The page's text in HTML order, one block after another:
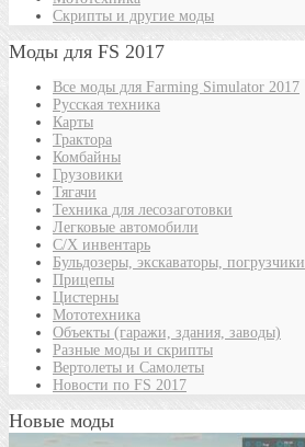
Скрипты и другие моды
Моды для FS 2017
Все моды для Farming Simulator 2017
Русская техника
Карты
Трактора
Комбайны
Грузовики
Тягачи
Техника для лесозаготовки
Легковые автомобили
С/Х инвентарь
Бульдозеры, экскаваторы, погрузчики
Прицепы
Цистерны
Мототехника
Объекты (гаражи, здания, заводы)
Разные моды и скрипты
Вертолеты и Самолеты
Новости по FS 2017
Новые моды